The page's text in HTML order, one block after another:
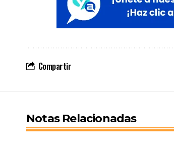
Compartir
Notas Relacionadas